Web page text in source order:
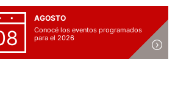
AGOSTO
Conocé los eventos programados
para el 2026